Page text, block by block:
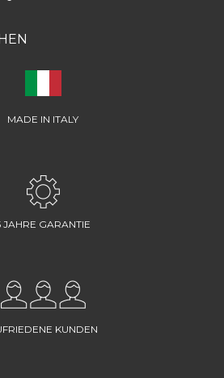
MADE IN ITALY
JAHRE GARANTIE
KUNDEN